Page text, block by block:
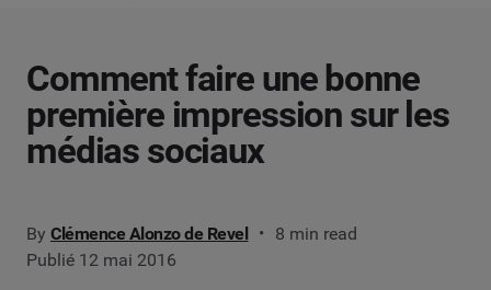
Comment faire une bonne
première impression sur les
médias sociaux
By Clémence Alonzo de Revel
8 min read
Publié 12 mai 2016